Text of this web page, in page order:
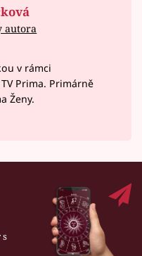
autora
v rámci
Prima. Primárně
Ženy.
s